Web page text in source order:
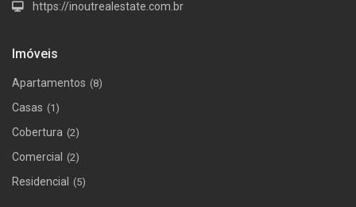
https://inoutrealestate.com.br
Imóveis
Apartamentos (8)
Casas (1)
Cobertura (2)
Comercial (2)
Residencial (5)